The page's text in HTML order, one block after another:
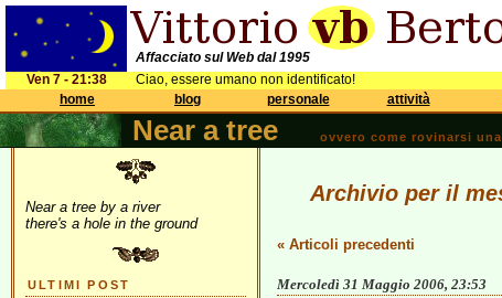
Affacciato sul Web dal 1995
Ven 7 - 21:38
Ciao, essere umano non identificato!
home
blog personale attività
Near a tree ovvero come rovinarsi
Near a tree by a river
there's a hole in the ground
ULTIMI POST
Archivio per il
« Articoli precedenti
Mercoledì 31 Maggio 2006, 23:53